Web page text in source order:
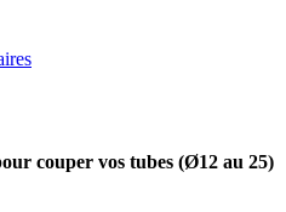
couper vos tubes (Ø12 au 25)